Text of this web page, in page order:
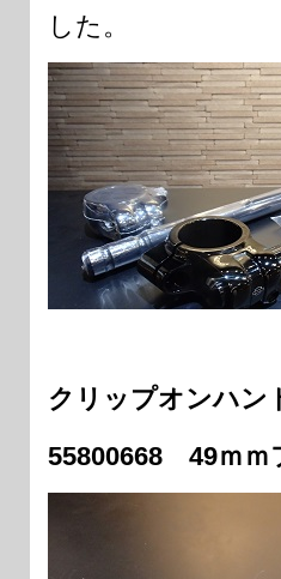
した。
クリップオンハン
55800668 49ｍｍ